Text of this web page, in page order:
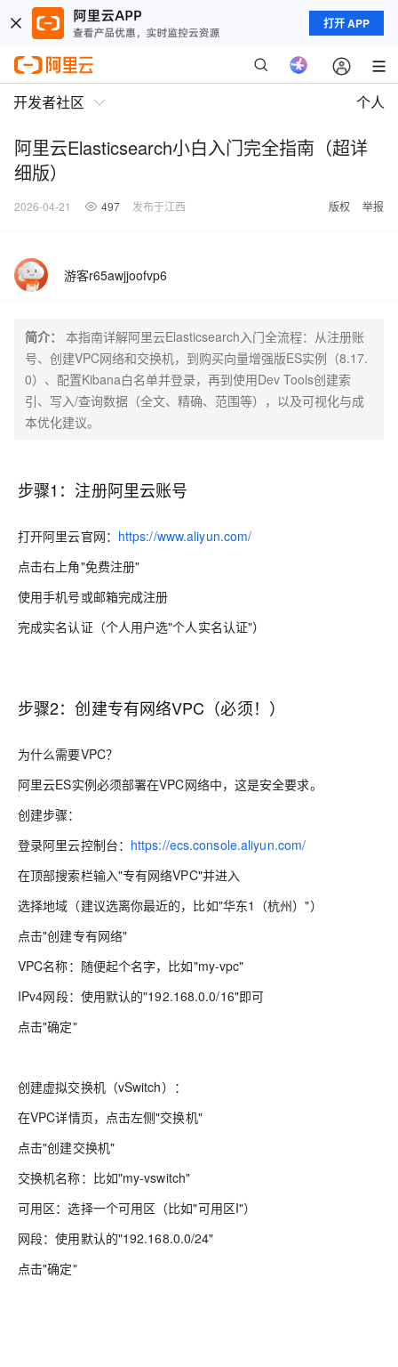
打开 APP
开发者社区 个人
阿里云Elasticsearch小白入门完全指南（超详
细版）
2026-04-21 497 发布于江西 版权 举报
游客r65awjjoofvp6
简介：
本指南详解阿里云Elasticsearch入门全流程：从注册账
号、创建VPC网络和交换机，到购买向量增强版ES实例（8.17.
0）、配置Kibana白名单并登录，再到使用Dev Tools创建索
引、写入/查询数据（全文、精确、范围等），以及可视化与成
本优化建议。
步骤1：注册阿里云账号
打开阿里云官网： https://www.aliyun.com/
点击右上角"免费注册"
使用手机号或邮箱完成注册
完成实名认证（个人用户选"个人实名认证"）
步骤2：创建专有网络VPC（必须！）
为什么需要VPC？
阿里云ES实例必须部署在VPC网络中，这是安全要求。
创建步骤：
登录阿里云控制台： https://ecs.console.aliyun.com/
在顶部搜索栏输入"专有网络VPC"并进入
选择地域（建议选离你最近的，比如"华东1（杭州）"）
点击"创建专有网络"
VPC名称：随便起个名字，比如"my-vpc"
IPv4网段：使用默认的"192.168.0.0/16"即可
点击"确定"
创建虚拟交换机（vSwitch）：
在VPC详情页，点击左侧"交换机"
点击"创建交换机"
交换机名称：比如"my-vswitch"
可用区：选择一个可用区（比如"可用区I"）
网段：使用默认的"192.168.0.0/24"
点击"确定"